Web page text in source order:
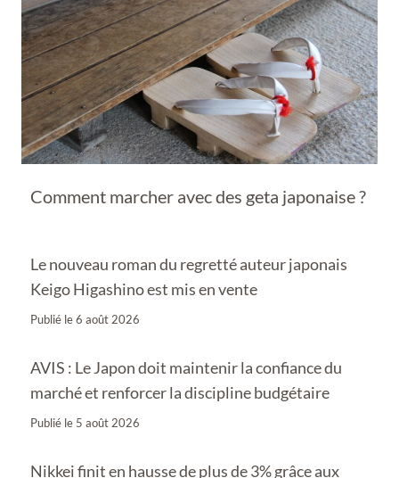
Comment marcher avec des geta japonaise ?
Le nouveau roman du regretté auteur japonais
Keigo Higashino est mis en vente
Publié le6 août 2026
AVIS : Le Japon doit maintenir la confiance du
marché et renforcer la discipline budgétaire
Publié le 5 août 2026
Nikkei finit en hausse de plus de 3% grâce aux